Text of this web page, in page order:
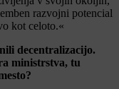
razvojni potencial
kot celoto.«
decentralizacijo.
ministrstva, tu